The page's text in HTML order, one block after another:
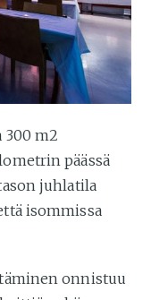
300 m2
päässä
juhlatila
isommissa
onnistuu